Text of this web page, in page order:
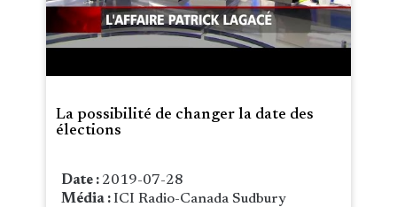
La possibilité de changer la date des
élections
Date : 2019-07-28
Média :ICI Radio-Canada Sudbury